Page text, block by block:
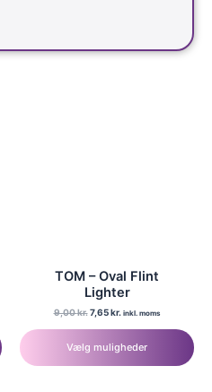
TOM – Oval Flint
Lighter
9,00kr. Den
var:
7,65kr. Den
er:
inkl. moms
Vælg muligheder
Dette